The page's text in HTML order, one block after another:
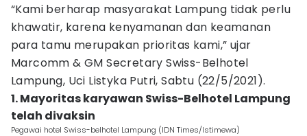
“Kami berharap masyarakat Lampung tidak perlu
khawatir, karena kenyamanan dan keamanan
para tamu merupakan prioritas kami,” ujar
Marcomm & GM Secretary Swiss-Belhotel
Lampung, Uci Listyka Putri, Sabtu (22/5/2021).
1. Mayoritas karyawan Swiss-Belhotel Lampung
telah divaksin
Pegawai hotel Swiss-belhotel Lampung (IDN Times/Istimewa)